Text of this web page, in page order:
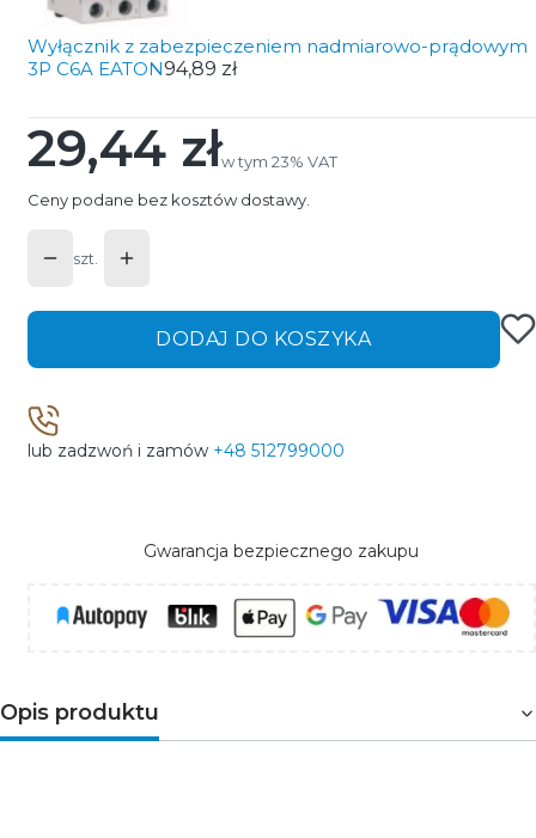
Wyłącznik z zabezpieczeniem nadmiarowo-prądowym
3P C6A EATON94,89 zł
Cena
29,44 złw tym 23% VAT
w tym 23% VAT
Ceny podane bez kosztów dostawy.
szt.
DODAJ DO KOSZYKA
lub zadzwoń i zamów +48 512799000
Gwarancja bezpiecznego zakupu
Opis produktu